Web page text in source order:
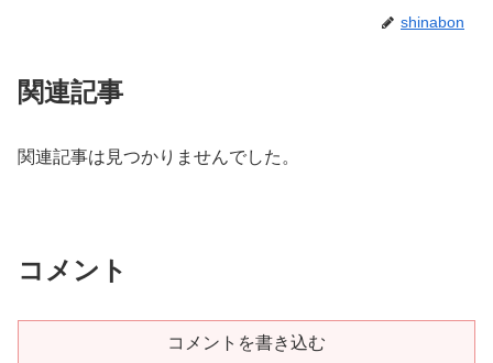
shinabon
関連記事
関連記事は見つかりませんでした。
コメント
コメントを書き込む